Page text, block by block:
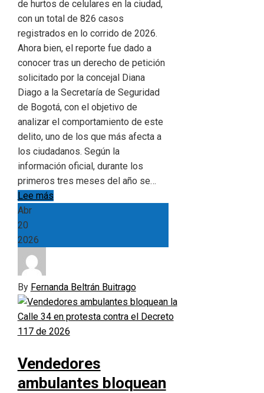
de hurtos de celulares en la ciudad,
con un total de 826 casos
registrados en lo corrido de 2026.
Ahora bien, el reporte fue dado a
conocer tras un derecho de petición
solicitado por la concejal Diana
Diago a la Secretaría de Seguridad
de Bogotá, con el objetivo de
analizar el comportamiento de este
delito, uno de los que más afecta a
los ciudadanos. Según la
información oficial, durante los
primeros tres meses del año se…
Lee más
Abr
20
2026
By Fernanda Beltrán Buitrago
Vendedores
ambulantes bloquean